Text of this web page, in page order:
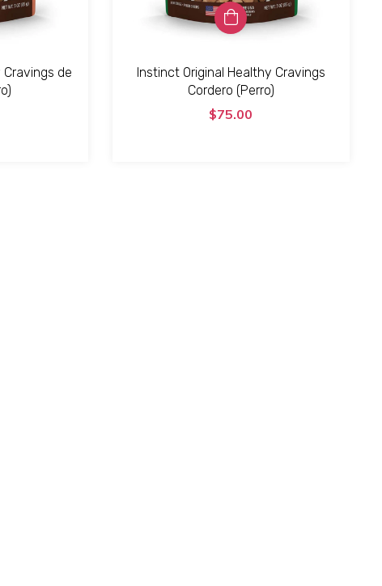
de
Instinct Original Healthy Cravings
Cordero (Perro)
$75.00